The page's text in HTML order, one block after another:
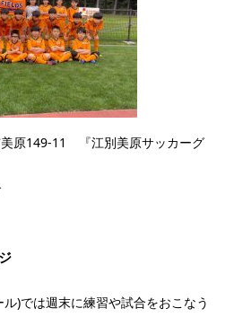
原149-11 『江別美原サッカーグ
ル)では週末に練習や試合をおこなう